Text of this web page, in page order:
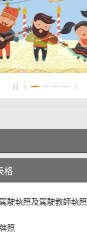
格
駛執照及駕駛教師執照
照